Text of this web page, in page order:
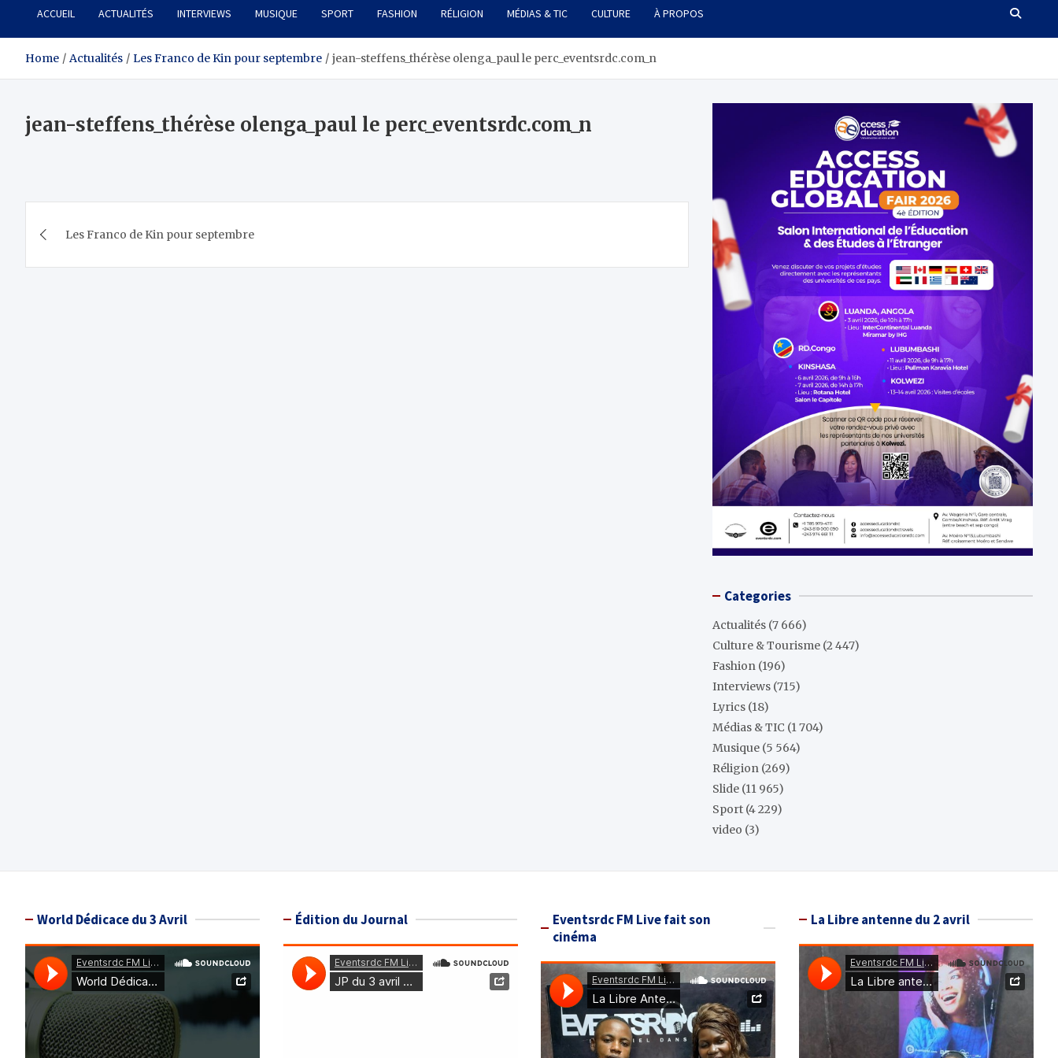
ACCUEIL ACTUALITÉS INTERVIEWS MUSIQUE SPORT FASHION RÉLIGION MÉDIAS & TIC CULTURE À PROPOS
Home Actualités Les Franco de Kin pour septembre jean-steffens_thérèse olenga_paul le perc_eventsrdc.com_n
jean-steffens_thérèse olenga_paul le perc_eventsrdc.com_n
de
Les Franco de Kin pour septembre
Categories
Actualités (7 666)
Culture & Tourisme (2 447)
Fashion (196)
Interviews (715)
Lyrics (18)
Médias & TIC (1 704)
Musique (5 564)
Réligion (269)
Slide (11 965)
Sport (4 229)
video (3)
World Dédicace du 3 Avril Édition du Journal
Eventsrdc FM Live fait son
cinéma
La Libre antenne du 2 avril